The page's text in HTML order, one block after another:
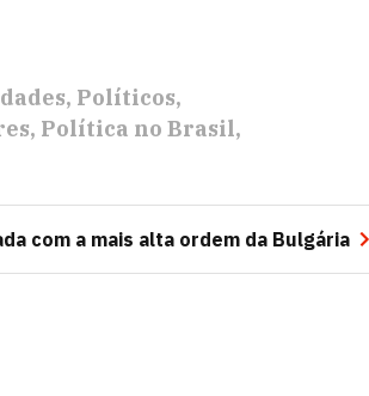
Políticos
Política no Brasil
com a mais alta ordem da Bulgária